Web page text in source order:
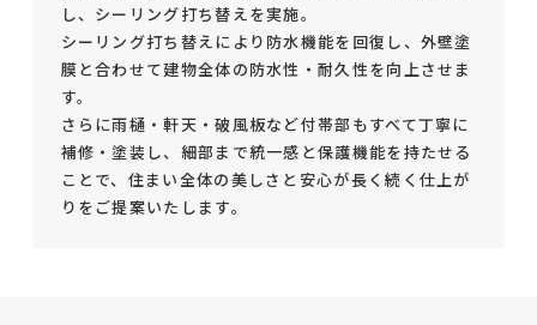
し、シーリング打ち替えを実施。
シーリング打ち替えにより防水機能を回復し、外壁塗
膜と合わせて建物全体の防水性・耐久性を向上させま
す。
さらに雨樋・軒天・破風板など付帯部もすべて丁寧に
補修・塗装し、細部まで統一感と保護機能を持たせる
ことで、住まい全体の美しさと安心が長く続く仕上が
りをご提案いたします。